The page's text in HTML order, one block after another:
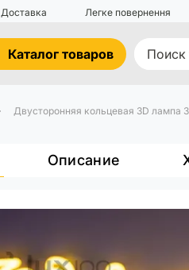
Доставка Легке повернення
Каталог товаров
Двусторонняя кольцевая 3D лампа
Описание